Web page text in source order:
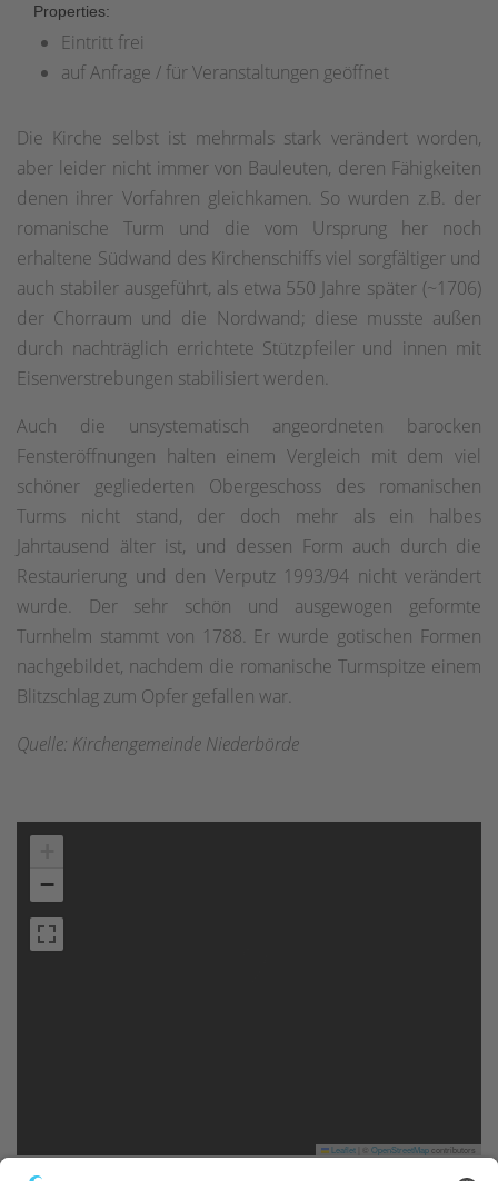
Properties:
Eintritt frei
auf Anfrage / für Veranstaltungen geöffnet
Die Kirche selbst ist mehrmals stark verändert worden,
aber leider nicht immer von Bauleuten, deren Fähigkeiten
denen ihrer Vorfahren gleichkamen. So wurden z.B. der
romanische Turm und die vom Ursprung her noch
erhaltene Südwand des Kirchenschiffs viel sorgfältiger und
auch stabiler ausgeführt, als etwa 550 Jahre später (~1706)
der Chorraum und die Nordwand; diese musste außen
durch nachträglich errichtete Stützpfeiler und innen mit
Eisenverstrebungen stabilisiert werden.
Auch die unsystematisch angeordneten barocken
Fensteröff­nungen halten einem Vergleich mit dem viel
schöner gegliederten Obergeschoss des romanischen
Turms nicht stand, der doch mehr als ein halbes
Jahrtausend älter ist, und dessen Form auch durch die
Restaurierung und den Verputz 1993/94 nicht verändert
wurde. Der sehr schön und ausgewogen geformte
Turnhelm stammt von 1788. Er wurde gotischen Formen
nachgebildet, nachdem die romanische Turmspitze einem
Blitzschlag zum Opfer gefallen war.
Quelle: Kirchengemeinde Niederbörde
−
Leaflet © OpenStreetMapcontributors